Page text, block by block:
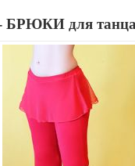
БРЮКИ для